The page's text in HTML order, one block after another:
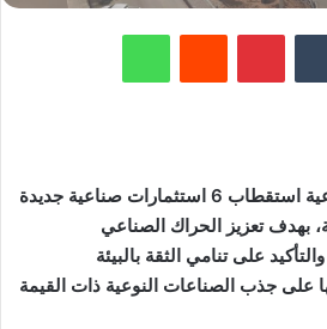
بينتيريست
أعلنت شركة المدن الصناعية استقطاب 6 استثمارات صناعية جديدة
بهدف تعزيز الحراك الصناعي
على تنامي الثقة بالبيئة
على جذب الصناعات النوعية ذات القيمة